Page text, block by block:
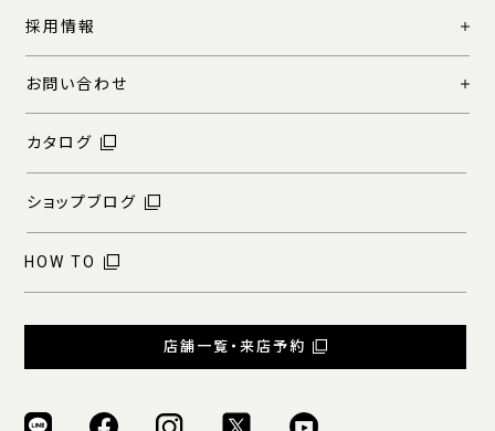
採用情報
お問い合わせ
カタログ
ショップブログ
HOW TO
店舗一覧・来店予約